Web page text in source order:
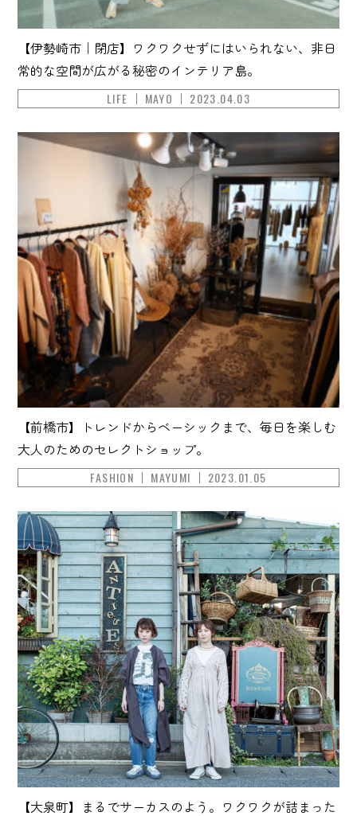
【伊勢崎市｜閉店】ワクワクせずにはいられない、非日
常的な空間が広がる秘密のインテリア島。
LIFE MAYO 2023.04.03
【前橋市】トレンドからベーシックまで、毎日を楽しむ
大人のためのセレクトショップ。
FASHION MAYUMI 2023.01.05
【大泉町】まるでサーカスのよう。ワクワクが詰まった